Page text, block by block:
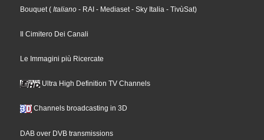
Bouquet ( Italiano - RAI - Mediaset - Sky Italia - TivùSat)
Il Cimitero Dei Canali
Le Immagini più Ricercate
Ultra High Definition TV Channels
Channels broadcasting in 3D
DAB over DVB transmissions